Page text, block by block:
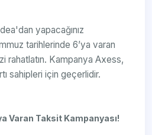
yapacağınız
tarihlerinde 6’ya varan
rahatlatın. Kampanya Axess,
sahipleri için geçerlidir.
Varan Taksit Kampanyası!